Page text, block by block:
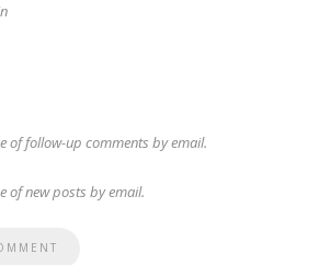
of follow-up comments by email.
of new posts by email.